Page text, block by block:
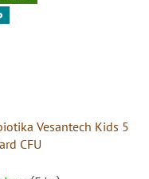
Vesantech Kids 5
CFU